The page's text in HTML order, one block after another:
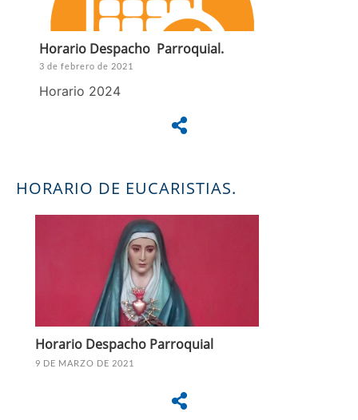
Horario Despacho Parroquial.
3 de febrero de 2021
Horario 2024
HORARIO DE EUCARISTIAS.
Horario Despacho Parroquial
9 DE MARZO DE 2021